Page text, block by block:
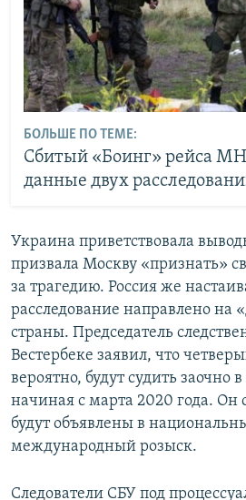
БОЛЬШЕ ПО ТЕМЕ:
Сбитый «Боинг» рейса
данные двух
Украина приветствовала
призвала Москву «признать»
за трагедию. Россия же
расследование направлено на
страны. Председатель
Вестербеке заявил, что
вероятно, будут судить заочно
начиная с марта 2020 года. Он
будут объявлены в
международный розыск.
Следователи СБУ под